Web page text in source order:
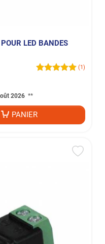
LED BANDES
(1)
2026 **
PANIER